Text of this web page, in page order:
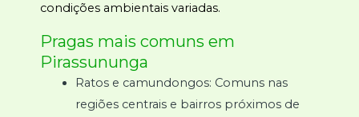
condições ambientais variadas.
Pragas mais comuns em
Pirassununga
Ratos e camundongos: Comuns nas
regiões centrais e bairros próximos de